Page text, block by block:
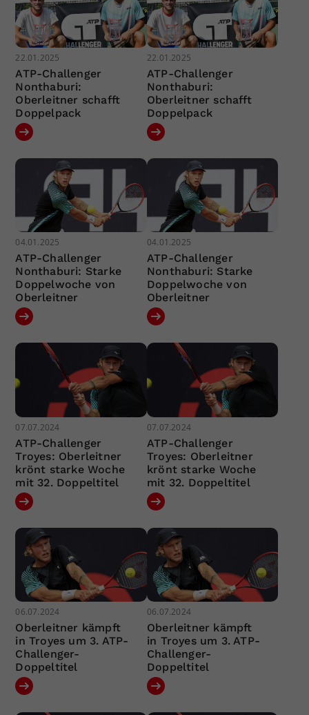
22.01.2025
ATP-Challenger
Nonthaburi:
Oberleitner schafft
Doppelpack
22.01.2025
ATP-Challenger
Nonthaburi:
Oberleitner schafft
Doppelpack
04.01.2025
ATP-Challenger
Nonthaburi: Starke
Doppelwoche von
Oberleitner
04.01.2025
ATP-Challenger
Nonthaburi: Starke
Doppelwoche von
Oberleitner
07.07.2024
ATP-Challenger
Troyes: Oberleitner
krönt starke Woche
mit 32. Doppeltitel
07.07.2024
ATP-Challenger
Troyes: Oberleitner
krönt starke Woche
mit 32. Doppeltitel
06.07.2024
Oberleitner kämpft
in Troyes um 3. ATP-
Challenger-
Doppeltitel
06.07.2024
Oberleitner kämpft
in Troyes um 3. ATP-
Challenger-
Doppeltitel